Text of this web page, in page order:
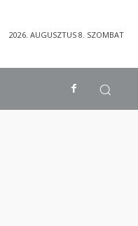
2026. AUGUSZTUS 8. SZOMBAT